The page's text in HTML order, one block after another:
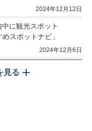
2024年12月12日
に観光スポット
スポットナビ」
2024年12月6日
見る